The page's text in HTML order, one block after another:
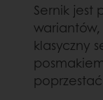
Sernik jest
klasyczny